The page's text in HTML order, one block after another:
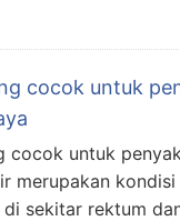
cocok untuk
cocok untuk
merupakan kondisi
sekitar rektum